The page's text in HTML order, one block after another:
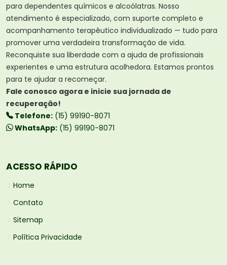
para dependentes químicos e alcoólatras. Nosso
atendimento é especializado, com suporte completo e
acompanhamento terapêutico individualizado — tudo para
promover uma verdadeira transformação de vida.
Reconquiste sua liberdade com a ajuda de profissionais
experientes e uma estrutura acolhedora. Estamos prontos
para te ajudar a recomeçar.
Fale conosco agora e inicie sua jornada de
recuperação!
Telefone: (15) 99190-8071
WhatsApp: (15) 99190-8071
ACESSO RÁPIDO
Home
Contato
Sitemap
Política Privacidade